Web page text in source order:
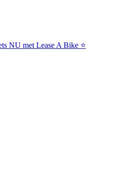
NU met Lease A Bike ⭐